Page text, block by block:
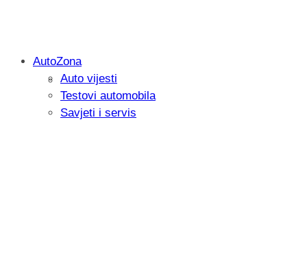
Savjetujemo: Što učiniti kada vaš
AutoZona
Auto vijesti
Testovi automobila
Savjeti i servis